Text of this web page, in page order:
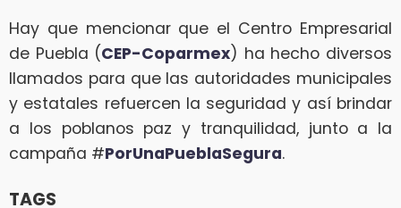
Hay que mencionar que el Centro Empresarial
de Puebla (CEP-Coparmex) ha hecho diversos
llamados para que las autoridades municipales
y estatales refuercen la seguridad y así brindar
a los poblanos paz y tranquilidad, junto a la
campaña #PorUnaPueblaSegura.
TAGS